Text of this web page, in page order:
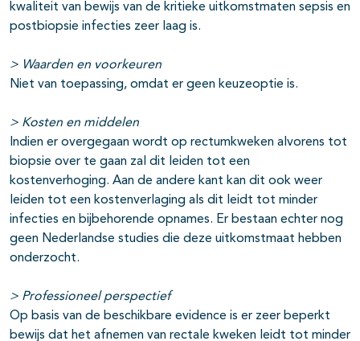
kwaliteit van bewijs van de kritieke uitkomstmaten sepsis en
postbiopsie infecties zeer laag is.
> Waarden en voorkeuren
Niet van toepassing, omdat er geen keuzeoptie is.
> Kosten en middelen
Indien er overgegaan wordt op rectumkweken alvorens tot
biopsie over te gaan zal dit leiden tot een
kostenverhoging. Aan de andere kant kan dit ook weer
leiden tot een kostenverlaging als dit leidt tot minder
infecties en bijbehorende opnames. Er bestaan echter nog
geen Nederlandse studies die deze uitkomstmaat hebben
onderzocht.
> Professioneel perspectief
Op basis van de beschikbare evidence is er zeer beperkt
bewijs dat het afnemen van rectale kweken leidt tot minder